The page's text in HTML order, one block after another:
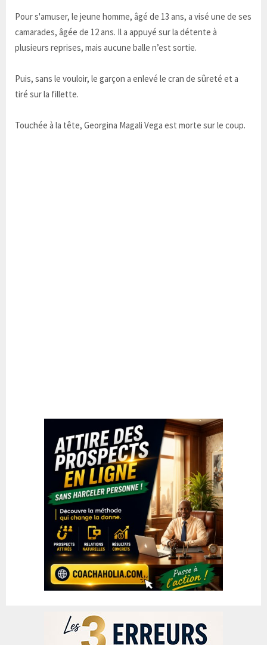
Pour s'amuser, le jeune homme, âgé de 13 ans, a visé une de ses
camarades, âgée de 12 ans. Il a appuyé sur la détente à
plusieurs reprises, mais aucune balle n’est sortie.
Puis, sans le vouloir, le garçon a enlevé le cran de sûreté et a
tiré sur la fillette.
Touchée à la tête, Georgina Magali Vega est morte sur le coup.